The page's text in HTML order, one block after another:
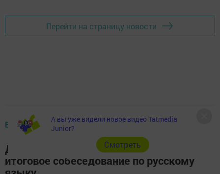
Перейти на страницу новости
ВАЖНОЕ В АПАСТОВО
Девятиклассники района прошли
итоговое собеседование по русскому
А вы уже видели новое видео Tatmedia
Junior?
Cмотреть